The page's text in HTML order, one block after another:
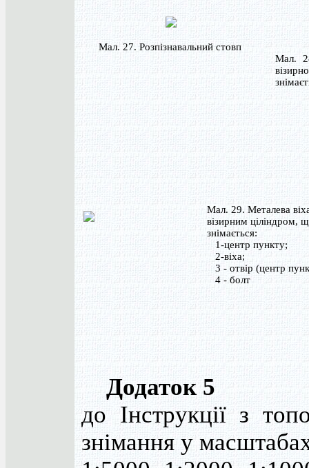
Мал. 27. Розпізнавальний стовп
Мал.
Мал. 29. Металева
візирним ціліндром,
знімається:
1-центр пункту;
2-віха;
3 - отвір (центр
4 - болт
Додаток 5
до Інструкції з
знімання у